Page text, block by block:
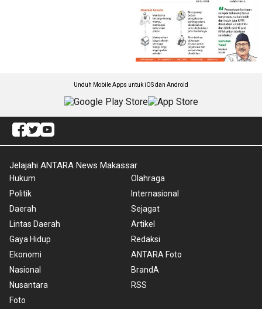
Unduh Mobile Apps untuk iOS dan Android
Jelajahi ANTARA News Makassar
Hukum
Politik
Daerah
Lintas Daerah
Gaya Hidup
Ekonomi
Nasional
Nusantara
Foto
Olahraga
Internasional
Sejagat
Artikel
Redaksi
ANTARA Foto
BrandA
RSS